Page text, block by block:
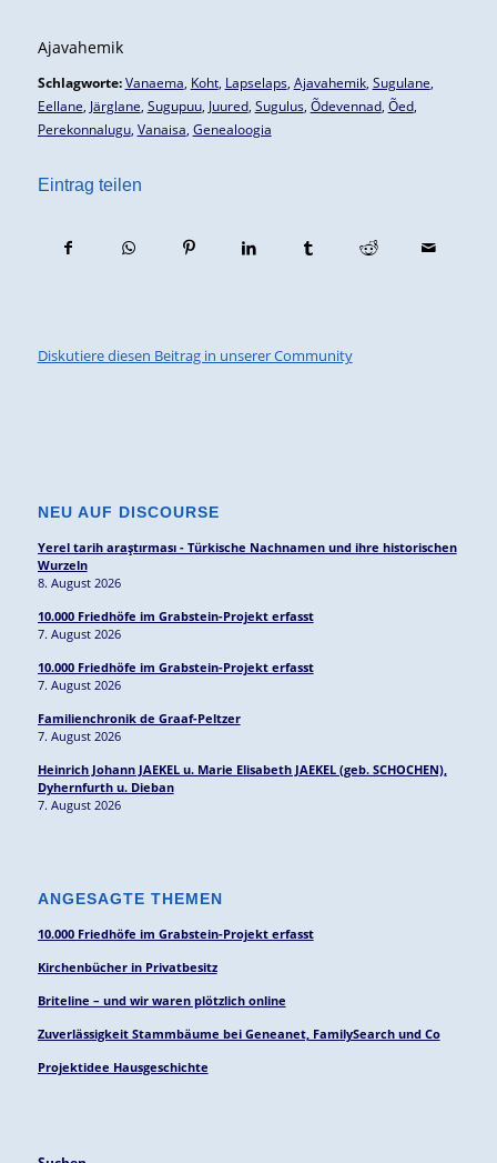
Ajavahemik
Schlagworte: Vanaema Koht, Lapselaps, Ajavahemik, Sugulane
Eellane Järglane Sugupuu, Juured, Sugulus, Õdevennad, Õed,
Perekonnalugu, Vanaisa Genealoogia
Eintrag teilen
Diskutiere diesen Beitrag in unserer Community
NEU AUF DISCOURSE
Yerel tarih araştırması - Türkische Nachnamen und ihre historischen
Wurzeln
8. August 2026
10.000 Friedhöfe im Grabstein-Projekt erfasst
7. August 2026
10.000 Friedhöfe im Grabstein-Projekt erfasst
7. August 2026
Familienchronik de Graaf-Peltzer
7. August 2026
Heinrich Johann JAEKEL u. Marie Elisabeth JAEKEL (geb. SCHOCHEN),
Dyhernfurth u. Dieban
7. August 2026
ANGESAGTE THEMEN
10.000 Friedhöfe im Grabstein-Projekt erfasst
Kirchenbücher in Privatbesitz
Briteline – und wir waren plötzlich online
Zuverlässigkeit Stammbäume bei Geneanet, FamilySearch und Co
Projektidee Hausgeschichte